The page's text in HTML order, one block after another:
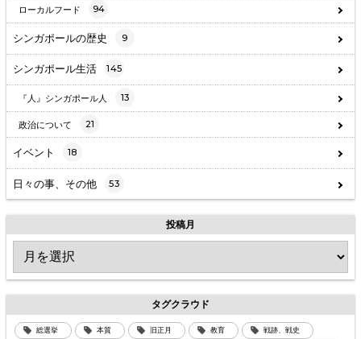
ローカルフード 94
シンガポールの歴史 9
シンガポール生活 145
『人』シンガポール人 13
政治について 21
イベント 18
日々の事、その他 53
投稿月
タグクラウド
総選挙 本質 旧正月 教育 戦跡、戦史